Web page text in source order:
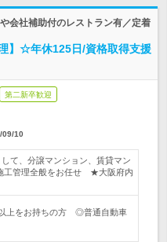
会社補助付のレストラン有／定着
】☆年休125日/資格取得支援
第二新卒歓迎
09/10
て、分譲マンション、賃貸マン
工管理全般をお任せ ★大阪府内
上をお持ちの方 ◎普通自動車